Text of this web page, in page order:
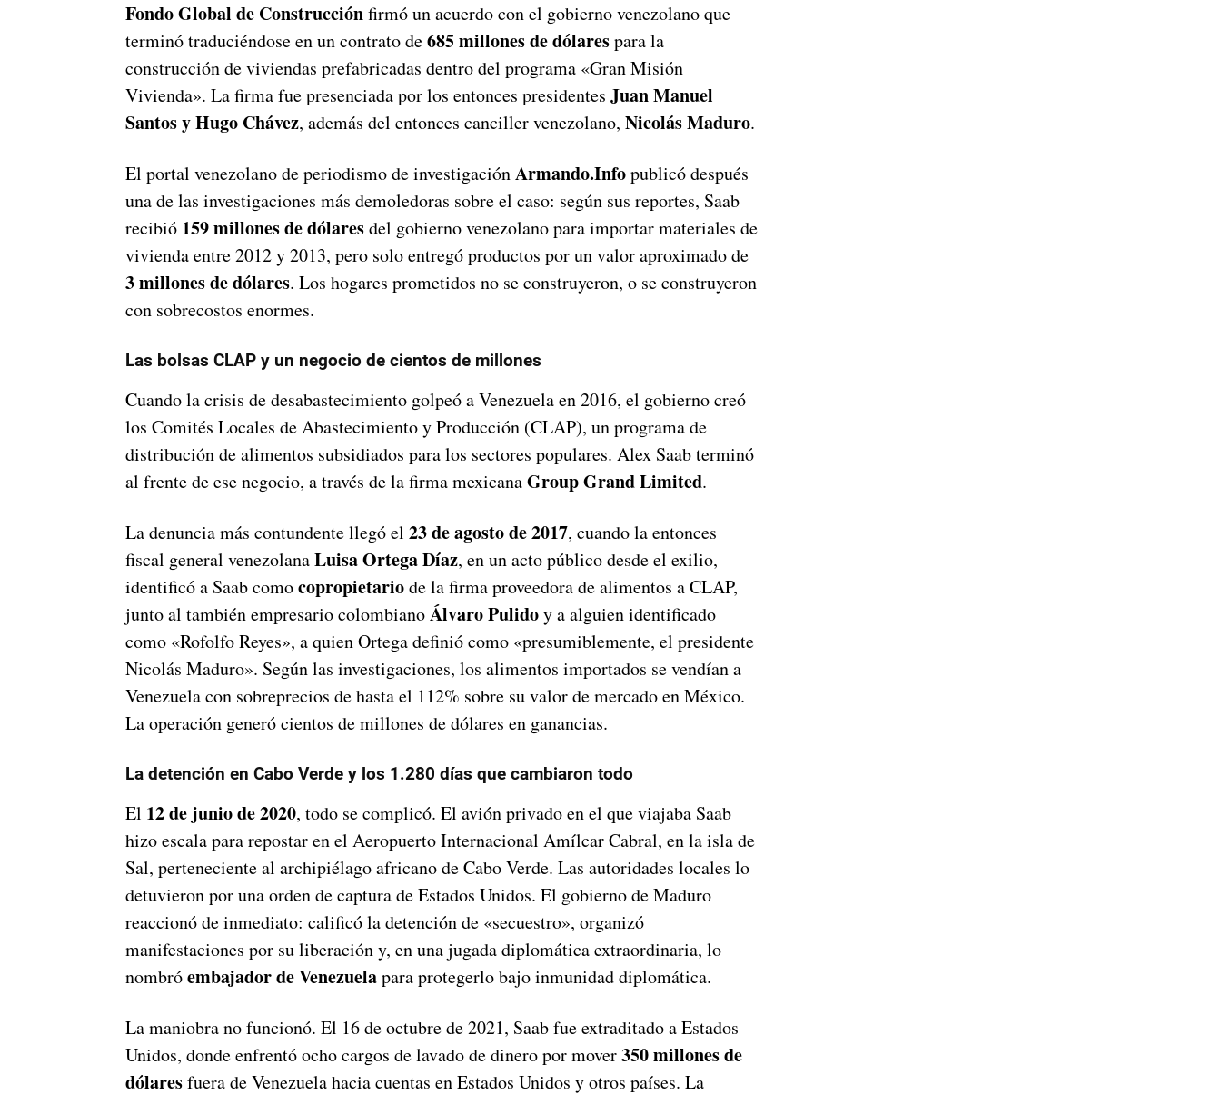
Fondo Global de Construcciónfirmó un acuerdo con el gobierno venezolano que
terminó traduciéndose en un contrato de685 millones de dólarespara la
construcción de viviendas prefabricadas dentro del programa «Gran Misión
Vivienda». La firma fue presenciada por los entonces presidentes Juan Manuel
Santos y Hugo Chávez, además del entonces canciller venezolano, Nicolás Maduro.
El portal venezolano de periodismo de investigaciónArmando.Infopublicó después
una de las investigaciones más demoledoras sobre el caso: según sus reportes, Saab
recibió 159 millones de dólaresdel gobierno venezolano para importar materiales de
vivienda entre 2012 y 2013, pero solo entregó productos por un valor aproximado de
3 millones de dólares. Los hogares prometidos no se construyeron, o se construyeron
con sobrecostos enormes.
Las bolsas CLAP y un negocio de cientos de millones
Cuando la crisis de desabastecimiento golpeó a Venezuela en 2016, el gobierno creó
los Comités Locales de Abastecimiento y Producción (CLAP), un programa de
distribución de alimentos subsidiados para los sectores populares. Alex Saab terminó
al frente de ese negocio, a través de la firma mexicanaGroup Grand Limited.
La denuncia más contundente llegó el 23 de agosto de 2017, cuando la entonces
fiscal general venezolanaLuisa Ortega Díaz, en un acto público desde el exilio,
identificó a Saab comocopropietariode la firma proveedora de alimentos a CLAP,
junto al también empresario colombianoÁlvaro Pulidoy a alguien identificado
como «Rofolfo Reyes», a quien Ortega definió como «presumiblemente, el presidente
Nicolás Maduro». Según las investigaciones, los alimentos importados se vendían a
Venezuela con sobreprecios de hasta el 112% sobre su valor de mercado en México.
La operación generó cientos de millones de dólares en ganancias.
La detención en Cabo Verde y los 1.280 días que cambiaron todo
El 12 de junio de 2020, todo se complicó. El avión privado en el que viajaba Saab
hizo escala para repostar en el Aeropuerto Internacional Amílcar Cabral, en la isla de
Sal, perteneciente al archipiélago africano de Cabo Verde. Las autoridades locales lo
detuvieron por una orden de captura de Estados Unidos. El gobierno de Maduro
reaccionó de inmediato: calificó la detención de «secuestro», organizó
manifestaciones por su liberación y, en una jugada diplomática extraordinaria, lo
nombróembajador de Venezuelapara protegerlo bajo inmunidad diplomática.
La maniobra no funcionó. El 16 de octubre de 2021, Saab fue extraditado a Estados
Unidos, donde enfrentó ocho cargos de lavado de dinero por mover350 millones de
dólaresfuera de Venezuela hacia cuentas en Estados Unidos y otros países. La